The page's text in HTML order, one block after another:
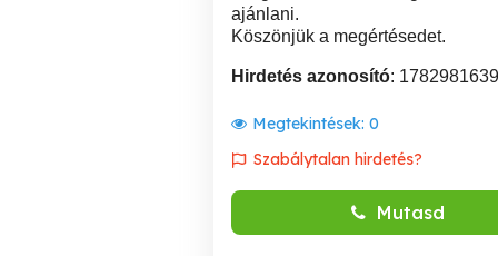
ajánlani.
Köszönjük a megértésedet.
Hirdetés azonosító: 1782981639
Megtekintések: 0
Szabálytalan hirdetés?
Mutasd